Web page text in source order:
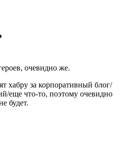
очевидно же.
хабру за корпоративный блог/
еще что-то, поэтому очевидно
будет.